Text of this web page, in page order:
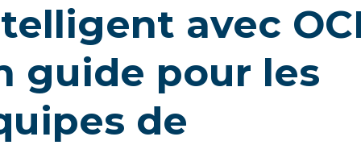
avec
guide pour les
de